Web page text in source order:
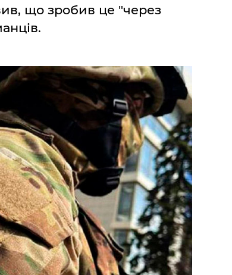
що зробив це "через